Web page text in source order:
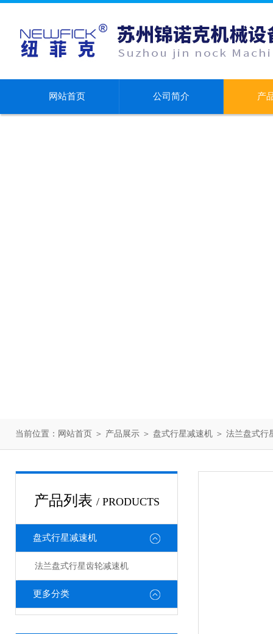
网站首页 公司简介 产
当前位置： 网站首页 ＞ 产品展示 ＞ 盘式行星减速机 ＞ 法兰盘式行
产品列表 / PRODUCTS
盘式行星减速机
法兰盘式行星齿轮减速机
更多分类